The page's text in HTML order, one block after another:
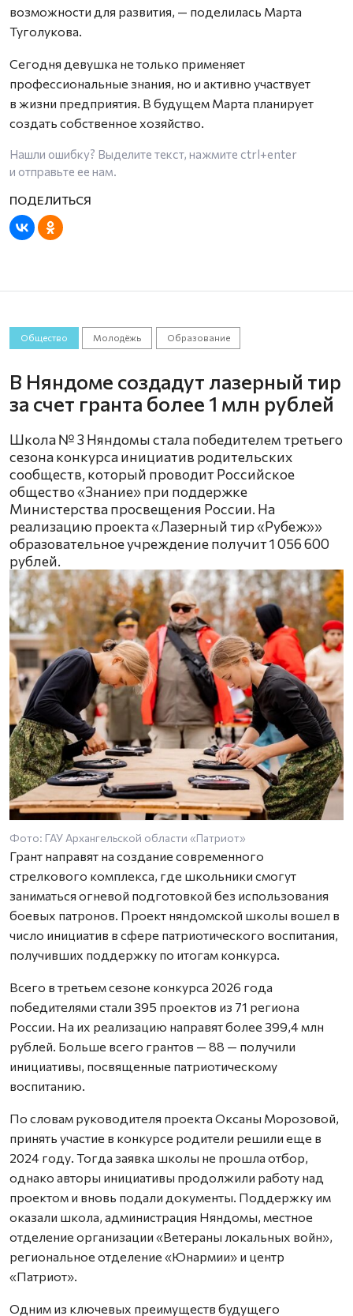
возможности для развития, — поделилась Марта
Туголукова.
Сегодня девушка не только применяет
профессиональные знания, но и активно участвует
в жизни предприятия. В будущем Марта планирует
создать собственное хозяйство.
Нашли ошибку? Выделите текст, нажмите ctrl+enter
и отправьте ее нам.
Общество Молодёжь Образование
В Няндоме создадут лазерный тир
за счет гранта более 1 млн рублей
Школа № 3 Няндомы стала победителем третьего
сезона конкурса инициатив родительских
сообществ, который проводит Российское
общество «Знание» при поддержке
Министерства просвещения России. На
реализацию проекта «Лазерный тир «Рубеж»»
образовательное учреждение получит 1 056 600
рублей.
Фото: ГАУ Архангельской области «Патриот»
Грант направят на создание современного
стрелкового комплекса, где школьники смогут
заниматься огневой подготовкой без использования
боевых патронов. Проект няндомской школы вошел в
число инициатив в сфере патриотического воспитания,
получивших поддержку по итогам конкурса.
Всего в третьем сезоне конкурса 2026 года
победителями стали 395 проектов из 71 региона
России. На их реализацию направят более 399,4 млн
рублей. Больше всего грантов — 88 — получили
инициативы, посвященные патриотическому
воспитанию.
По словам руководителя проекта Оксаны Морозовой,
принять участие в конкурсе родители решили еще в
2024 году. Тогда заявка школы не прошла отбор,
однако авторы инициативы продолжили работу над
проектом и вновь подали документы. Поддержку им
оказали школа, администрация Няндомы, местное
отделение организации «Ветераны локальных войн»,
региональное отделение «Юнармии» и центр
«Патриот».
Одним из ключевых преимуществ будущего